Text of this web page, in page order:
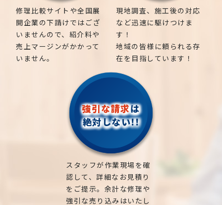
修理比較サイトや全国展
開企業の下請けではござ
いませんので、紹介料や
売上マージンがかかって
いません。
現地調査、施工後の対応
など迅速に駆けつけま
す！
地域の皆様に頼られる存
在を目指しています！
強引な請求は
絶対しない!!
スタッフが作業現場を確
認して、詳細なお見積り
をご提示。余計な修理や
強引な売り込みはいたし